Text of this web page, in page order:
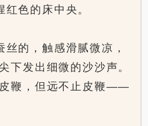
色的床中央。
丝的，触感滑腻微凉，
下发出细微的沙沙声。
鞭，但远不止皮鞭——